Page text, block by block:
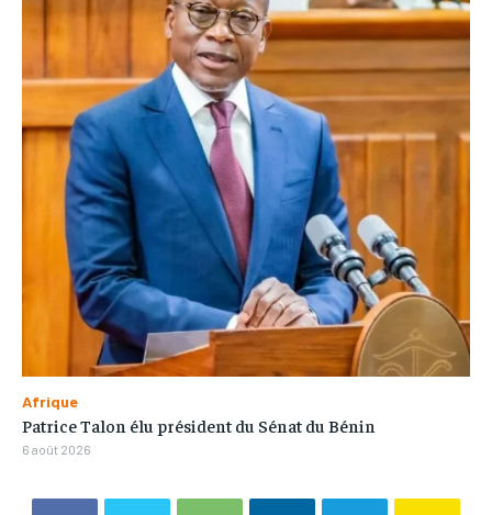
Afrique
Patrice Talon élu président du Sénat du Bénin
6 août 2026